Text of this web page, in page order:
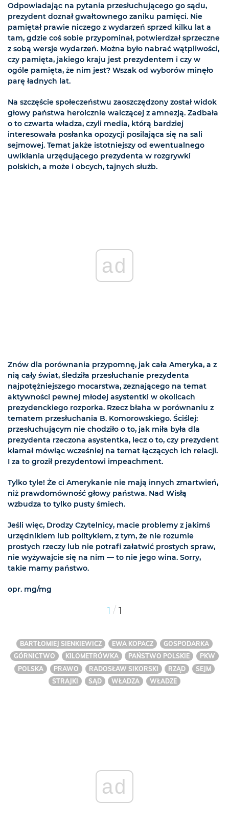
Odpowiadając na pytania przesłuchującego go sądu,
prezydent doznał gwałtownego zaniku pamięci. Nie
pamiętał prawie niczego z wydarzeń sprzed kilku lat a
tam, gdzie coś sobie przypominał, potwierdzał sprzeczne
z sobą wersje wydarzeń. Można było nabrać wątpliwości,
czy pamięta, jakiego kraju jest prezydentem i czy w
ogóle pamięta, że nim jest? Wszak od wyborów minęło
parę ładnych lat.
Na szczęście społeczeństwu zaoszczędzony został widok
głowy państwa heroicznie walczącej z amnezją. Zadbała
o to czwarta władza, czyli media, którą bardziej
interesowała posłanka opozycji posilająca się na sali
sejmowej. Temat jakże istotniejszy od ewentualnego
uwikłania urzędującego prezydenta w rozgrywki
polskich, a może i obcych, tajnych służb.
ad
Znów dla porównania przypomnę, jak cała Ameryka, a z
nią cały świat, śledziła przesłuchanie prezydenta
najpotężniejszego mocarstwa, zeznającego na temat
aktywności pewnej młodej asystentki w okolicach
prezydenckiego rozporka. Rzecz błaha w porównaniu z
tematem przesłuchania B. Komorowskiego. Ściślej:
przesłuchującym nie chodziło o to, jak miła była dla
prezydenta rzeczona asystentka, lecz o to, czy prezydent
kłamał mówiąc wcześniej na temat łączących ich relacji.
I za to groził prezydentowi impeachment.
Tylko tyle! Że ci Amerykanie nie mają innych zmartwień,
niż prawdomówność głowy państwa. Nad Wisłą
wzbudza to tylko pusty śmiech.
Jeśli więc, Drodzy Czytelnicy, macie problemy z jakimś
urzędnikiem lub politykiem, z tym, że nie rozumie
prostych rzeczy lub nie potrafi załatwić prostych spraw,
nie wyżywajcie się na nim — to nie jego wina. Sorry,
takie mamy państwo.
opr. mg/mg
1 / 1
BARTŁOMIEJ SIENKIEWICZ EWA KOPACZ
GOSPODARKA
GÓRNICTWO
KILOMETRÓWKA PAŃSTWO POLSKIE
PKW
POLSKA
PRAWO RADOSŁAW SIKORSKI RZĄD
SEJM
STRAJKI
SĄD WŁADZA WŁADZE
ad